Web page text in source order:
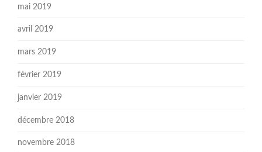
mai 2019
avril 2019
mars 2019
février 2019
janvier 2019
décembre 2018
novembre 2018